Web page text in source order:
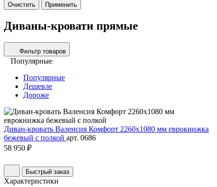
Очистить Применить
Диваны-кровати прямые
Фильтр товаров
Популярные
Популярные
Дешевле
Дороже
Диван-кровать Валенсия Комфорт 2260х1080 мм еврокнижка
бежевый с полкой арт. 0686
58 950 ₽
Быстрый заказ
Характеристики